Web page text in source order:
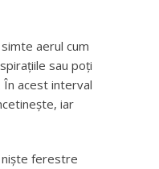
aerul cum
sau poți
acest interval
iar
niște ferestre